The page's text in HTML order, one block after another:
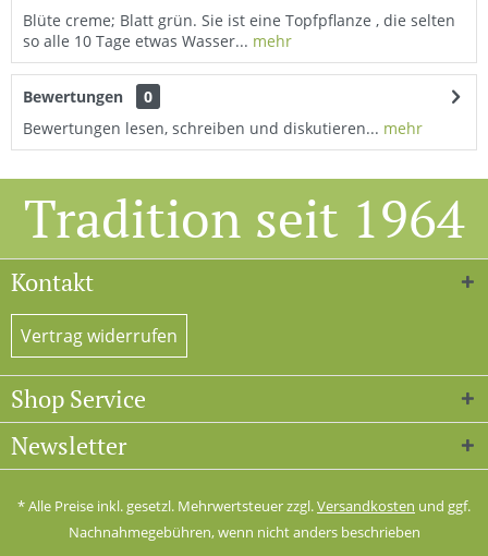
Blüte creme; Blatt grün. Sie ist eine Topfpflanze , die selten
so alle 10 Tage etwas Wasser... mehr
Bewertungen
0
Bewertungen lesen, schreiben und diskutieren... mehr
Tradition seit 1964
Kontakt
Vertrag widerrufen
Shop Service
Newsletter
* Alle Preise inkl. gesetzl. Mehrwertsteuer zzgl.Versandkosten und ggf.
Nachnahmegebühren, wenn nicht anders beschrieben